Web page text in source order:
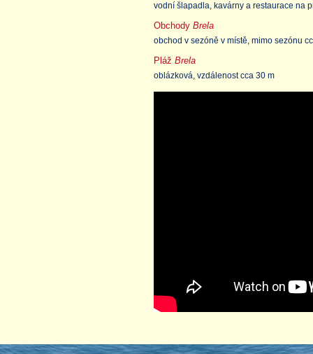
vodní šlapadla, kavárny a restaurace na
Obchody Brela
obchod v sezóně v místě, mimo sezónu
Pláž Brela
oblázková, vzdálenost cca 30 m